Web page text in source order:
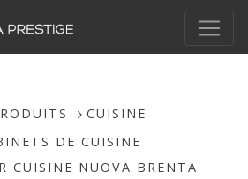
CUISINE
DE CUISINE
CUISINE NUOVA BRENTA